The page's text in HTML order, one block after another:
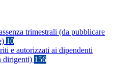
trimestrali (da pubblicare
10
e autorizzati ai dipendenti
dirigenti) 156